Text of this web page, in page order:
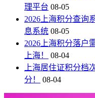
理平台 08-05
2026上海积分查询
息系统 08-05
2026上海积分落户
上海！
08-04
上海居住证积分档
分！
08-04